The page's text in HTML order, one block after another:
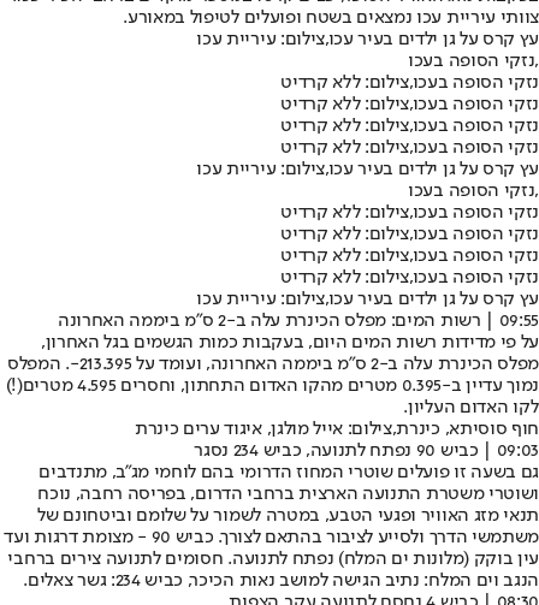
צוותי עיריית עכו נמצאים בשטח ופועלים לטיפול במאורע.
עץ קרס על גן ילדים בעיר עכו,צילום: עיריית עכו
נזקי הסופה בעכו,
נזקי הסופה בעכו,צילום: ללא קרדיט
נזקי הסופה בעכו,צילום: ללא קרדיט
נזקי הסופה בעכו,צילום: ללא קרדיט
נזקי הסופה בעכו,צילום: ללא קרדיט
עץ קרס על גן ילדים בעיר עכו,צילום: עיריית עכו
נזקי הסופה בעכו,
נזקי הסופה בעכו,צילום: ללא קרדיט
נזקי הסופה בעכו,צילום: ללא קרדיט
נזקי הסופה בעכו,צילום: ללא קרדיט
נזקי הסופה בעכו,צילום: ללא קרדיט
עץ קרס על גן ילדים בעיר עכו,צילום: עיריית עכו
09:55 | רשות המים: מפלס הכינרת עלה ב-2 ס"מ ביממה האחרונה
על פי מדידות רשות המים היום, בעקבות כמות הגשמים בגל האחרון,
מפלס הכינרת עלה ב-2 ס"מ ביממה האחרונה, ועומד על 213.395-. המפלס
נמוך עדיין ב-0.395 מטרים מהקו האדום התחתון, וחסרים 4.595 מטרים(!)
לקו האדום העליון.
חוף סוסיתא, כינרת,צילום: אייל מולגן, איגוד ערים כינרת
09:03 | כביש 90 נפתח לתנועה, כביש 234 נסגר
גם בשעה זו פועלים שוטרי המחוז הדרומי בהם לוחמי מג״ב, מתנדבים
ושוטרי משטרת התנועה הארצית ברחבי הדרום, בפריסה רחבה, נוכח
תנאי מזג האוויר ופגעי הטבע, במטרה לשמור על שלומם וביטחונם של
משתמשי הדרך ולסייע לציבור בהתאם לצורך. כביש 90 - מצומת דרגות ועד
עין בוקק (מלונות ים המלח) נפתח לתנועה. חסומים לתנועה צירים ברחבי
הנגב וים המלח: נתיב הגישה למושב נאות הכיכר, כביש 234: גשר צאלים.